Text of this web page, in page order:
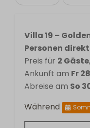
Villa 19 –
Personen
Preis für 2 Gäste,
Ankunft am Fr
Abreise am So
Während